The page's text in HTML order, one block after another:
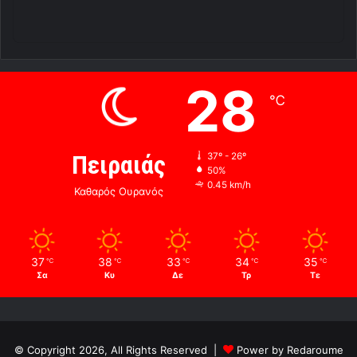
Πειραιάς
Καθαρός Ουρανός
28 ℃
37º - 26º
50%
0.45 km/h
37 ℃
Σα
38 ℃
Κυ
33 ℃
Δε
34 ℃
Τρ
35 ℃
Τε
© Copyright 2026, All Rights Reserved | Power by Redaroume